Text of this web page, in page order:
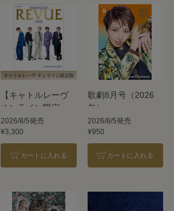
【キャトルレーヴ
オンライン限定
版】TAKARAZUKA
REVUE 2026
2026/8/5発売
¥3,300
カートに入れる
歌劇8月号（2026
年）
2026/8/5発売
¥950
カートに入れる